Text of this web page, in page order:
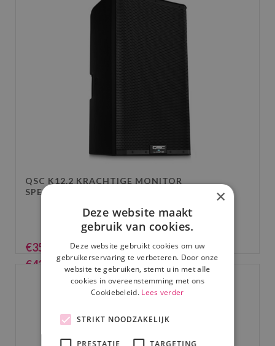
QSC K12.2 KRACHTIGE MONITOR
SPEAKER
€35.00 (excl. BTW)
€42.35(incl. BTW)
×
Deze website maakt
gebruik van cookies.
Deze website gebruikt cookies om uw
gebruikerservaring te verbeteren. Door onze
website te gebruiken, stemt u in met alle
cookies in overeenstemming met ons
Cookiebeleid. Lees verder
STRIKT NOODZAKELIJK
PRESTATIE TARGETING